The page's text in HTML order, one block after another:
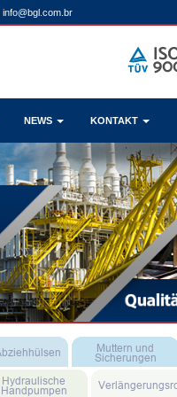
info@bgl.com.br
NEWS KONTAKT